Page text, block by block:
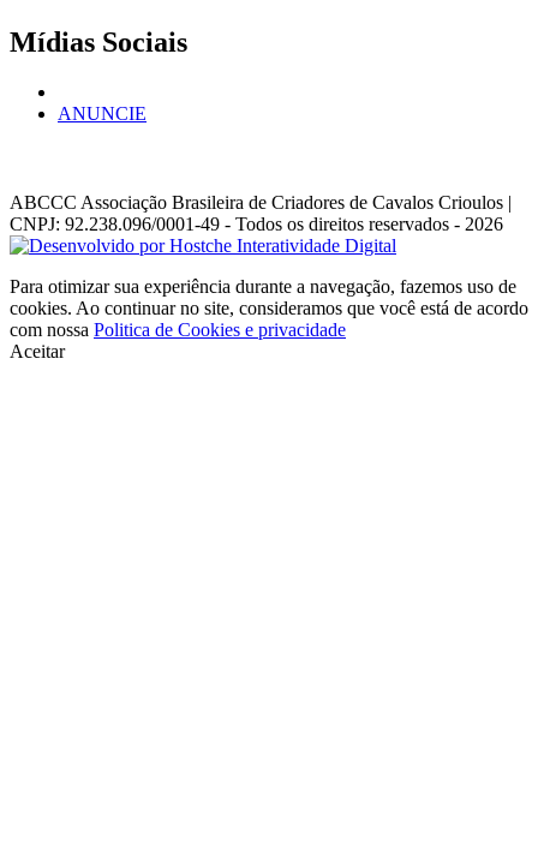
Mídias Sociais
ANUNCIE
ABCCC Associação Brasileira de Criadores de Cavalos Crioulos |
CNPJ: 92.238.096/0001-49 - Todos os direitos reservados - 2026
Para otimizar sua experiência durante a navegação, fazemos uso de
cookies. Ao continuar no site, consideramos que você está de acordo
com nossa Politica de Cookies e privacidade
Aceitar